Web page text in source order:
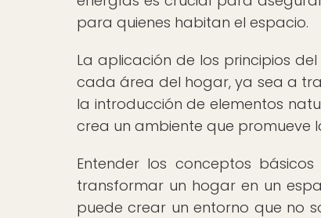
para quienes habitan el espacio.
La aplicación de los principios
cada área del hogar, ya sea a
la introducción de elementos
crea un ambiente que promueve
Entender los conceptos
transformar un hogar en un
puede crear un entorno que no